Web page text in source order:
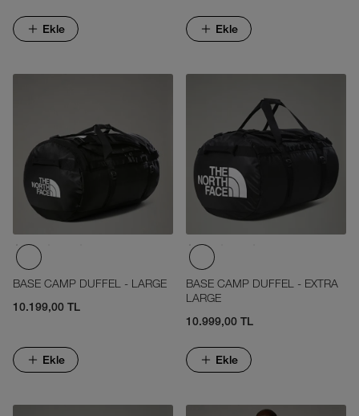
Ekle Ekle
BASE CAMP DUFFEL - LARGE
10.199,00 TL
Ekle
BASE CAMP DUFFEL - EXTRA
LARGE
10.999,00 TL
Ekle